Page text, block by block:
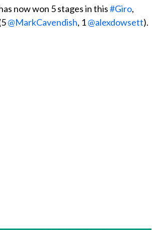
now won 5 stages in this#Giro,
@MarkCavendish, 1@alexdowsett).